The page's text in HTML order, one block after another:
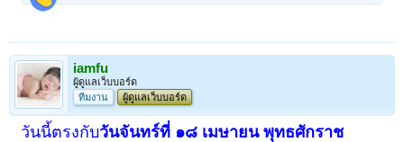
iamfu
ผู้ดูแลเว็บบอร์ด
ทีมงาน
ผู้ดูแลเว็บบอร์ด
วันนี้ตรงกับวันจันทร์ที่ ๑๘ เมษายน พุทธศักราช